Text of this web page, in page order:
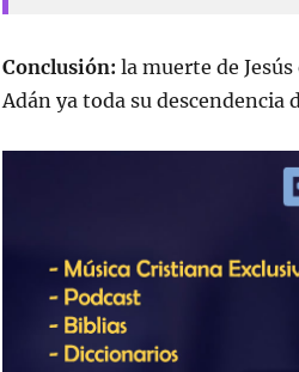
Conclusión: la muerte de
Adán ya toda su descendencia